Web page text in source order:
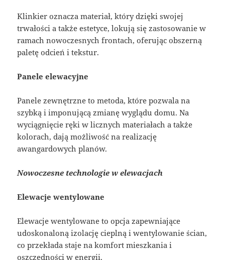
Klinkier oznacza materiał, który dzięki swojej
trwałości a także estetyce, lokują się zastosowanie w
ramach nowoczesnych frontach, oferując obszerną
paletę odcień i tekstur.
Panele elewacyjne
Panele zewnętrzne to metoda, które pozwala na
szybką i imponującą zmianę wyglądu domu. Na
wyciągnięcie ręki w licznych materiałach a także
kolorach, dają możliwość na realizację
awangardowych planów.
Nowoczesne technologie w elewacjach
Elewacje wentylowane
Elewacje wentylowane to opcja zapewniające
udoskonaloną izolację cieplną i wentylowanie ścian,
co przekłada staje na komfort mieszkania i
oszczędności w energii.